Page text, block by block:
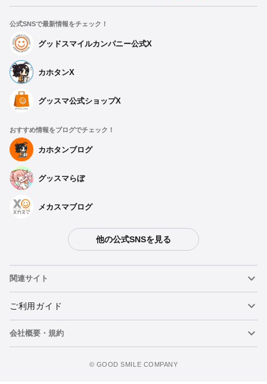
公式SNSで最新情報をチェック！
グッドスマイルカンパニー公式X
カホタンX
グッスマ公式ショップX
おすすめ情報をブログでチェック！
カホタンブログ
グッスマらぼ
メカスマブログ
他の公式SNSを見る
関連サイト
ねんどろいど
ねんどろいどフェイスメーカー
ご利用ガイド
重要なお知らせ
会社概要・規約
©️ GOOD SMILE COMPANY